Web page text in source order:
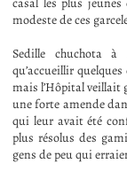
modeste de ces
Sedille chuchota
qu’accueillir
mais l’Hôpital veillait
une forte amende
qui leur avait été
plus résolus des
gens de peu qui